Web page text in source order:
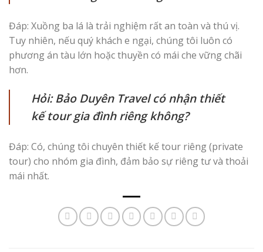
Đáp: Xuồng ba lá là trải nghiệm rất an toàn và thú vị.
Tuy nhiên, nếu quý khách e ngại, chúng tôi luôn có
phương án tàu lớn hoặc thuyền có mái che vững chãi
hơn.
Hỏi: Bảo Duyên Travel có nhận thiết
kế tour gia đình riêng không?
Đáp: Có, chúng tôi chuyên thiết kế tour riêng (private
tour) cho nhóm gia đình, đảm bảo sự riêng tư và thoải
mái nhất.